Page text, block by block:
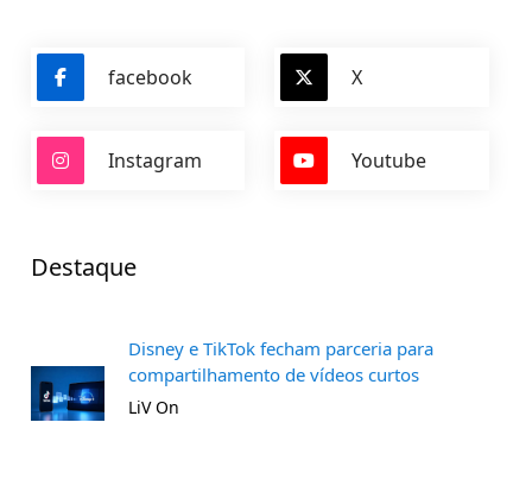
facebook X
Instagram Youtube
Destaque
Disney e TikTok fecham parceria para
compartilhamento de vídeos curtos
LiV On